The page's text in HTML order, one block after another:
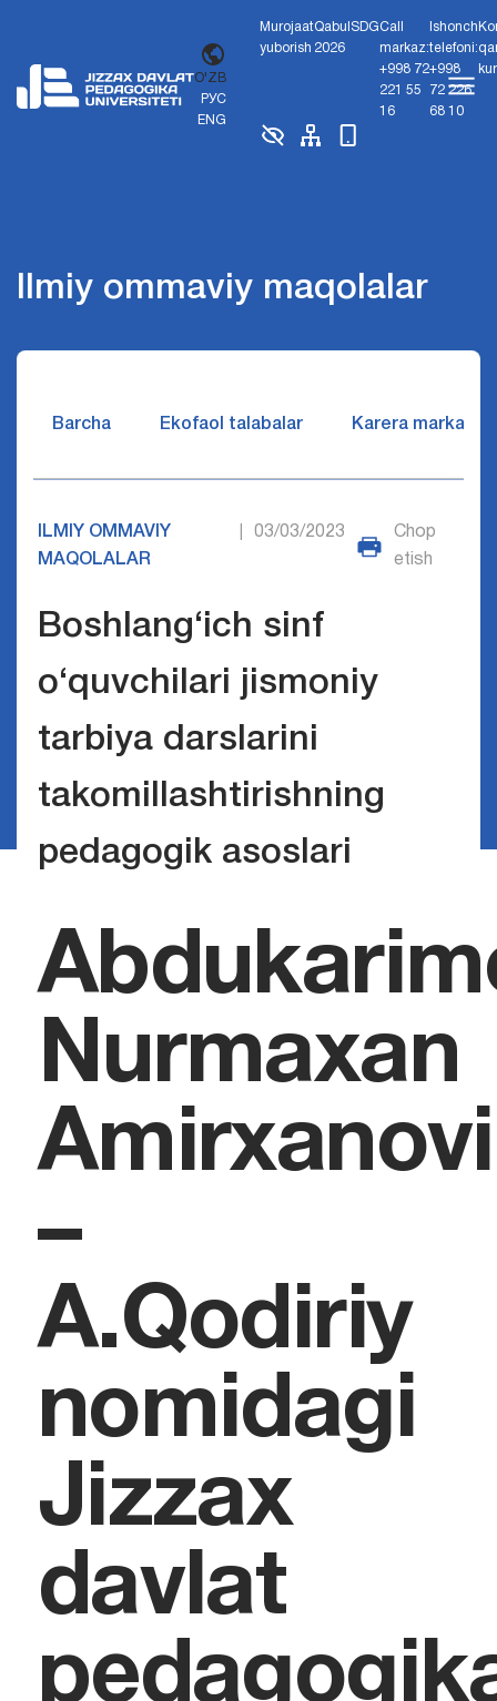
O'ZB
РУС
ENG
Murojaat
yuborish
Qabul
2026
SDGCall
markaz:
+998 72
221 55
16
Ishonch
telefoni:
+998
72 226
68 10
Ilmiy ommaviy maqolalar
Barcha Ekofaol talabalar Karera markazi
ILMIY OMMAVIY
MAQOLALAR
03/03/2023
Chop
etish
Boshlang‘ich sinf
o‘quvchilari jismoniy
tarbiya darslarini
takomillashtirishning
pedagogik asoslari
Nurmaxan
–
A.Qodiriy
nomidagi
Jizzax
davlat